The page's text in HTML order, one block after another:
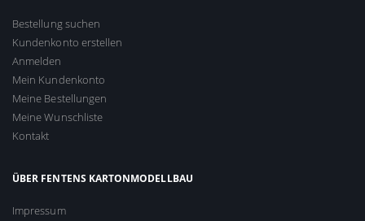
Bestellung suchen
Kundenkonto erstellen
Anmelden
Mein Kundenkonto
Meine Bestellungen
Meine Wunschliste
Kontakt
ÜBER FENTENS KARTONMODELLBAU
Impressum